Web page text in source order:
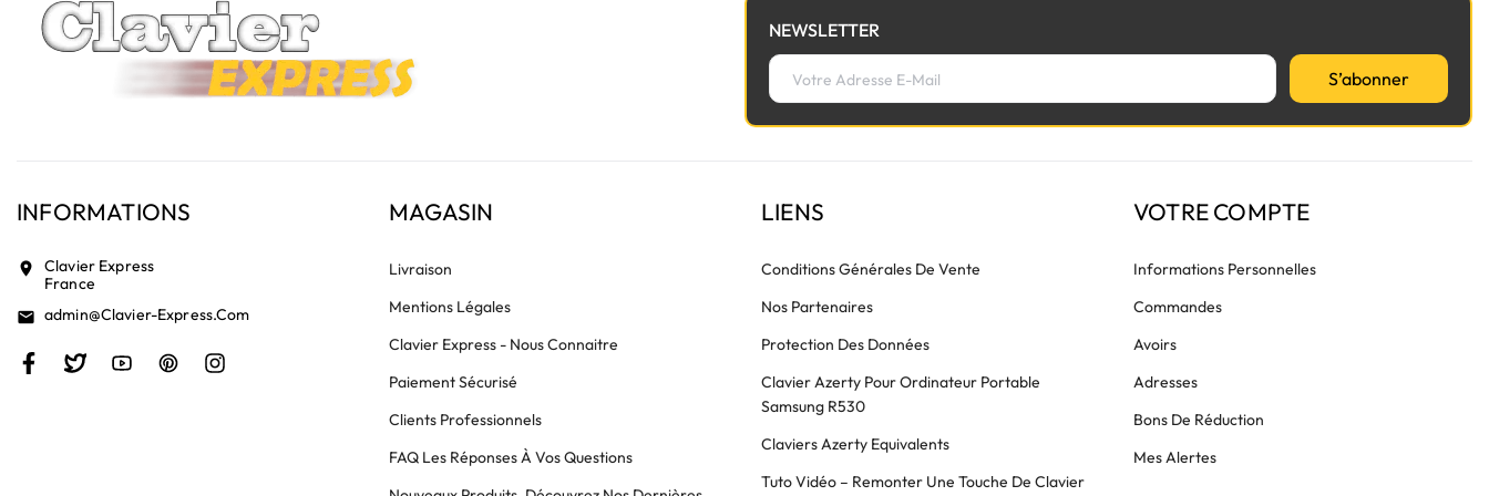
NEWSLETTER
S’abonner
INFORMATIONS
location_on
Clavier Express
France
email Admin@clavier-Express.com
MAGASIN
Livraison
Mentions Légales
Clavier Express - Nous Connaitre
Paiement Sécurisé
Clients Professionnels
FAQ Les Réponses À Vos Questions
LIENS
Conditions Générales De Vente
Nos Partenaires
Protection Des Données
Clavier Azerty Pour Ordinateur Portable
Samsung R530
Claviers Azerty Equivalents
Tuto Vidéo – Remonter Une Touche De Clavier
VOTRE COMPTE
Informations Personnelles
Commandes
Avoirs
Adresses
Bons De Réduction
Mes Alertes